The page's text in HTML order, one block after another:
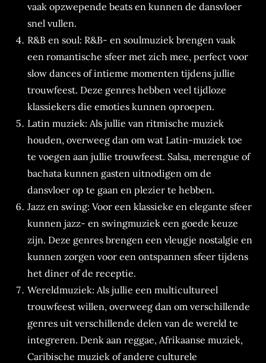
vaak opzwepende beats en kunnen de dansvloer
snel vullen.
R&B en soul: R&B- en soulmuziek brengen vaak
een romantische sfeer met zich mee, perfect voor
slow dances of intieme momenten tijdens jullie
trouwfeest. Deze genres hebben veel tijdloze
klassiekers die emoties kunnen oproepen.
Latin muziek: Als jullie van ritmische muziek
houden, overweeg dan om wat Latin-muziek toe
te voegen aan jullie trouwfeest. Salsa, merengue of
bachata kunnen gasten uitnodigen om de
dansvloer op te gaan en plezier te hebben.
Jazz en swing: Voor een klassieke en elegante sfeer
kunnen jazz- en swingmuziek een goede keuze
zijn. Deze genres brengen een vleugje nostalgie en
kunnen zorgen voor een ontspannen sfeer tijdens
het diner of de receptie.
Wereldmuziek: Als jullie een multicultureel
trouwfeest willen, overweeg dan om verschillende
genres uit verschillende delen van de wereld te
integreren. Denk aan reggae, Afrikaanse muziek,
Caribische muziek of andere culturele